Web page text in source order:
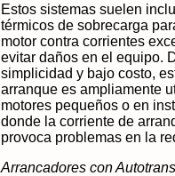
Estos sistemas suelen
térmicos de sobrecarga
motor contra corrientes
evitar daños en el equipo.
simplicidad y bajo costo,
arranque es ampliamente
motores pequeños o en
donde la corriente de
provoca problemas en la
Arrancadores con